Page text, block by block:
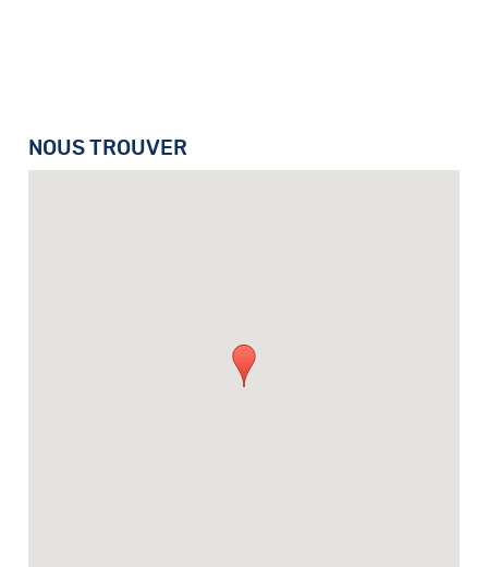
NOUS TROUVER